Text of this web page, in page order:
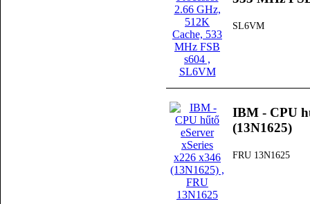
SL6VM
IBM - CPU
(13N1625)
FRU 13N1625